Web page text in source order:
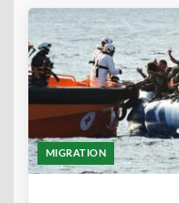
MIGRATION